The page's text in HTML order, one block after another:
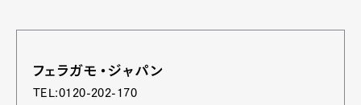
フェラガモ・ジャパン
TEL:0120-202-170